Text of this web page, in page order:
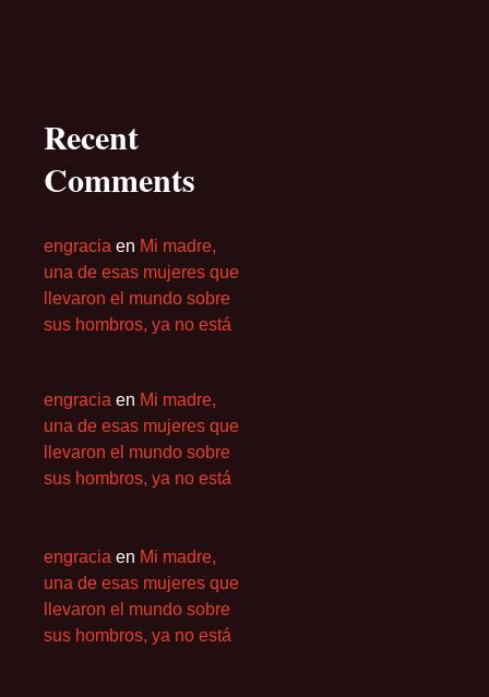
Recent
Comments
engracia en Mi madre,
una de esas mujeres que
llevaron el mundo sobre
sus hombros, ya no está
engracia en Mi madre,
una de esas mujeres que
llevaron el mundo sobre
sus hombros, ya no está
engracia en Mi madre,
una de esas mujeres que
llevaron el mundo sobre
sus hombros, ya no está